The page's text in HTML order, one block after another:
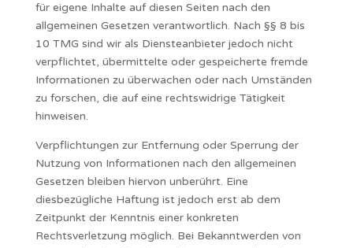
für eigene Inhalte auf diesen Seiten nach den
allgemeinen Gesetzen verantwortlich. Nach §§ 8 bis
10 TMG sind wir als Diensteanbieter jedoch nicht
verpflichtet, übermittelte oder gespeicherte fremde
Informationen zu überwachen oder nach Umständen
zu forschen, die auf eine rechtswidrige Tätigkeit
hinweisen.
Verpflichtungen zur Entfernung oder Sperrung der
Nutzung von Informationen nach den allgemeinen
Gesetzen bleiben hiervon unberührt. Eine
diesbezügliche Haftung ist jedoch erst ab dem
Zeitpunkt der Kenntnis einer konkreten
Rechtsverletzung möglich. Bei Bekanntwerden von